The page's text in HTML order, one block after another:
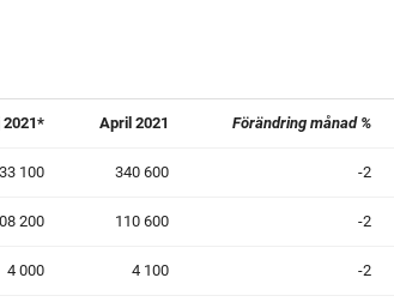
2021* April 2021 Förändring månad %
100 340 600 -2
200 110 600 -2
4 000 4 100 -2